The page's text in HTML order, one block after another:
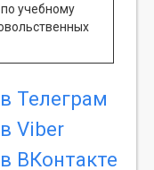
учебному